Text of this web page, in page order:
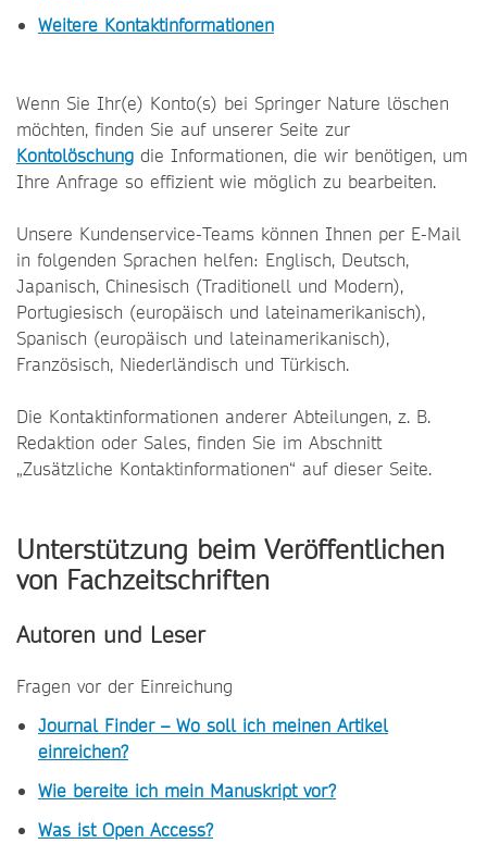
Weitere Kontaktinformationen
Wenn Sie Ihr(e) Konto(s) bei Springer Nature löschen
möchten, finden Sie auf unserer Seite zur
Kontolöschung die Informationen, die wir benötigen, um
Ihre Anfrage so effizient wie möglich zu bearbeiten.
Unsere Kundenservice-Teams können Ihnen per E-Mail
in folgenden Sprachen helfen: Englisch, Deutsch,
Japanisch, Chinesisch (Traditionell und Modern),
Portugiesisch (europäisch und lateinamerikanisch),
Spanisch (europäisch und lateinamerikanisch),
Französisch, Niederländisch und Türkisch.
Die Kontaktinformationen anderer Abteilungen, z. B.
Redaktion oder Sales, finden Sie im Abschnitt
„Zusätzliche Kontaktinformationen“ auf dieser Seite.
Unterstützung beim Veröffentlichen
von Fachzeitschriften
Autoren und Leser
Fragen vor der Einreichung
Journal Finder – Wo soll ich meinen Artikel
einreichen?
Wie bereite ich mein Manuskript vor?
Was ist Open Access?